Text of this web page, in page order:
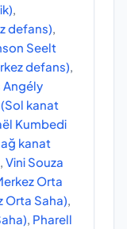
defans)
Seelt
defans)
Angély
kanat
Kumbedi
kanat
Vini Souza
Orta
Orta Saha)
Pharell